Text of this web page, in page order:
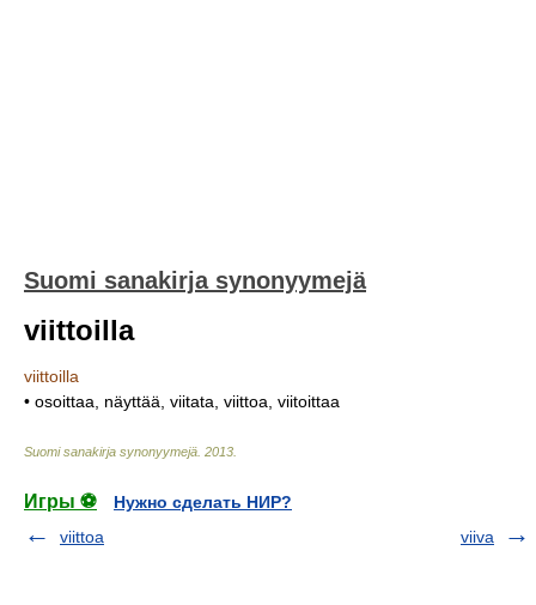
Suomi sanakirja synonyymejä
viittoilla
viittoilla
• osoittaa, näyttää, viitata, viittoa, viitoittaa
Suomi sanakirja synonyymejä 2013
Игры ⚽
Нужно сделать НИР?
viittoa
viiva